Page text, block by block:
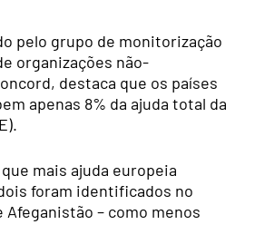
pelo grupo de monitorização
organizações não-
destaca que os países
apenas 8% da ajuda total da
mais ajuda europeia
foram identificados no
Afeganistão – como menos